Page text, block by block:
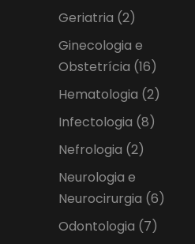
Geriatria (2)
Ginecologia e
Obstetrícia (16)
Hematologia (2)
Infectologia (8)
Nefrologia (2)
Neurologia e
Neurocirurgia (6)
Odontologia (7)